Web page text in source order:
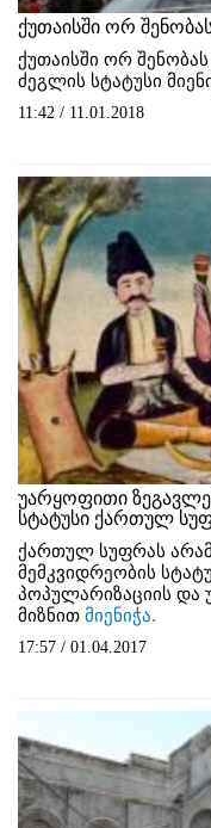
ქუთაისში ორ
ქუთაისში ორ
ძეგლის სტატუსი
11:42 / 11.01.2018
უარყოფითი
სტატუსი ქართულ
ქართულ სუფრას
მემკვიდრეობის
პოპულარიზაციის და
მიზნით მიენიჭა.
17:57 / 01.04.2017